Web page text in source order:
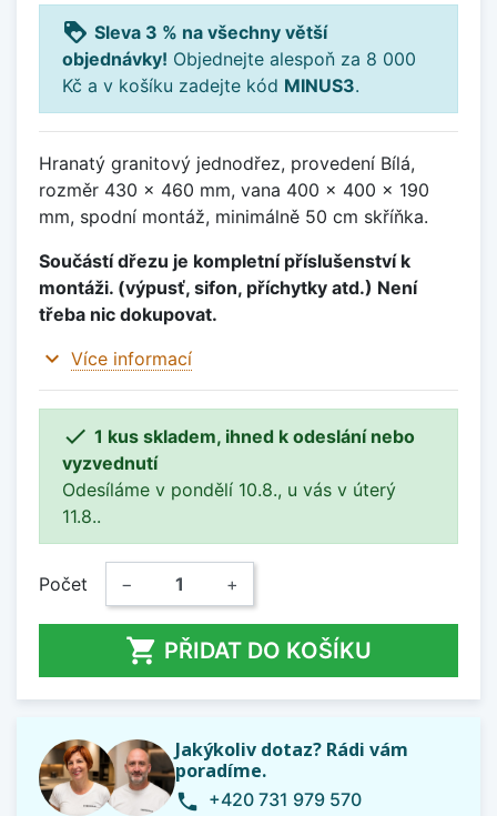
loyalty Sleva 3 % na všechny větší
objednávky! Objednejte alespoň za 8 000
Kč a v košíku zadejte kód MINUS3.
Hranatý granitový jednodřez, provedení Bílá,
rozměr 430 x 460 mm, vana 400 x 400 x 190
mm, spodní montáž, minimálně 50 cm skříňka.
Součástí dřezu je kompletní příslušenství k
montáži. (výpusť, sifon, příchytky atd.) Není
třeba nic dokupovat.
expand_more Více informací
 1 kus skladem, ihned k odeslání nebo
vyzvednutí
Odesíláme v pondělí 10.8., u vás v úterý
11.8..
Počet − +
 PŘIDAT DO KOŠÍKU
Jakýkoliv dotaz? Rádi vám
poradíme.
phone +420 731 979 570